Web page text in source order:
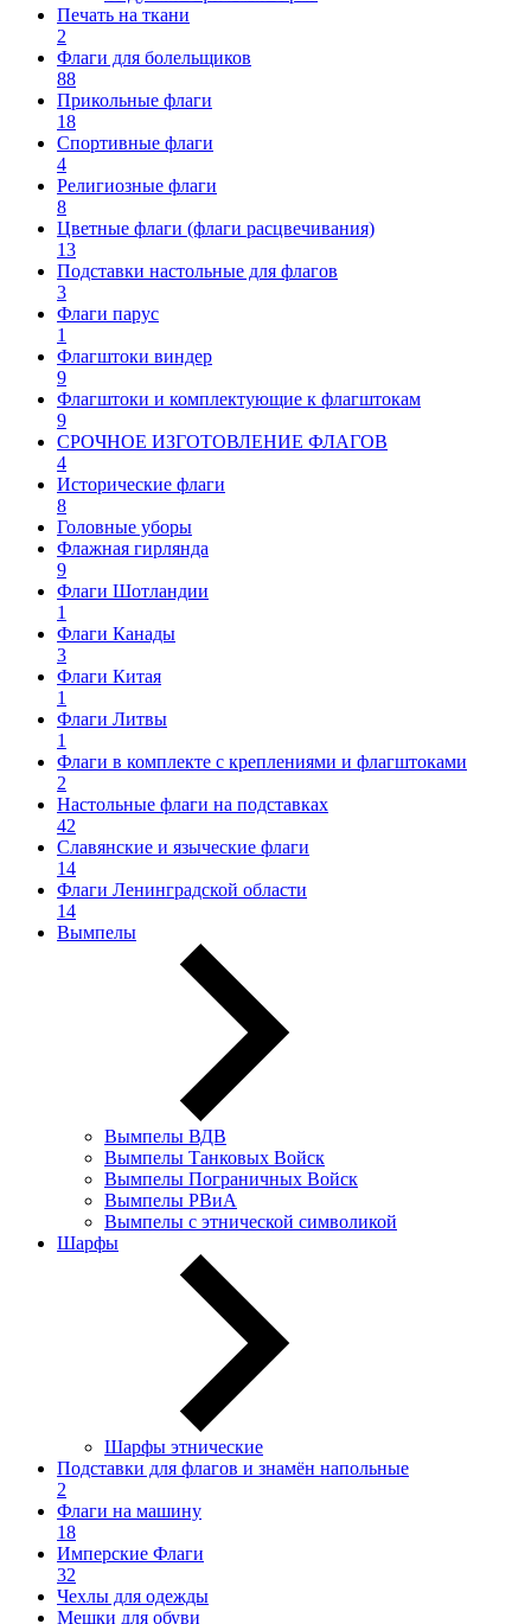
Печать на ткани
2
Флаги для болельщиков
88
Прикольные флаги
18
Спортивные флаги
4
Религиозные флаги
8
Цветные флаги (флаги расцвечивания)
13
Подставки настольные для флагов
3
Флаги парус
1
Флагштоки виндер
9
Флагштоки и комплектующие к флагштокам
9
СРОЧНОЕ ИЗГОТОВЛЕНИЕ ФЛАГОВ
4
Исторические флаги
8
Головные уборы
Флажная гирлянда
9
Флаги Шотландии
1
Флаги Канады
3
Флаги Китая
1
Флаги Литвы
1
Флаги в комплекте с креплениями и флагштоками
2
Настольные флаги на подставках
42
Славянские и языческие флаги
14
Флаги Ленинградской области
14
Вымпелы
Вымпелы ВДВ
Вымпелы Танковых Войск
Вымпелы Пограничных Войск
Вымпелы РВиА
Вымпелы с этнической символикой
Шарфы
Шарфы этнические
Подставки для флагов и знамён напольные
2
Флаги на машину
18
Имперские Флаги
32
Чехлы для одежды
Мешки для обуви